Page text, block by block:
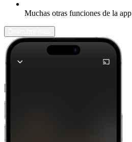
Muchas otras funciones de la app